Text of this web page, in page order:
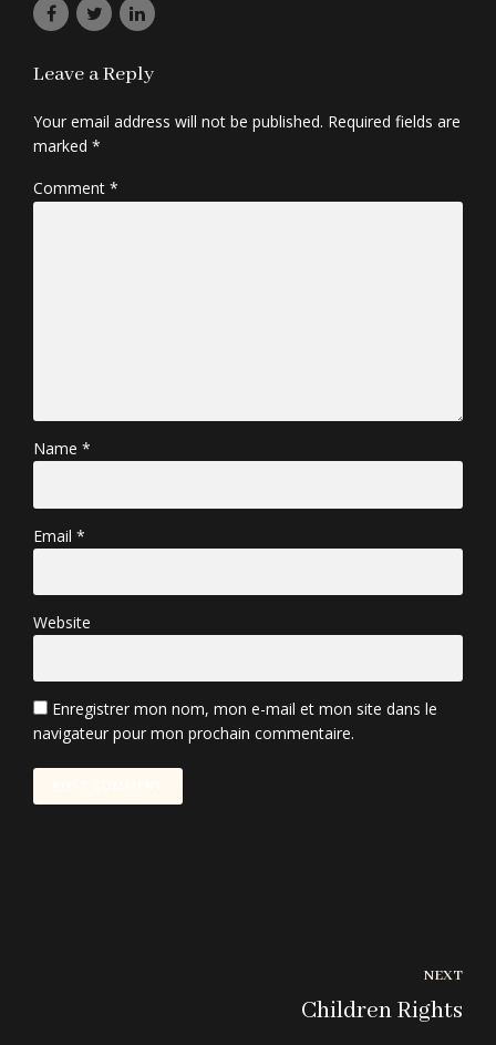
Leave a Reply
Your email address will not be published. Required fields are
marked *
Comment *
Name *
Email *
Website
Enregistrer mon nom, mon e-mail et mon site dans le
navigateur pour mon prochain commentaire.
NEXT
Children Rights